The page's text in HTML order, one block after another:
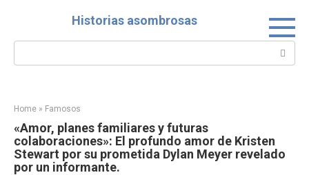
Historias asombrosas
Search:
Home » Famosos
«Amor, planes familiares y futuras
colaboraciones»: El profundo amor de Kristen
Stewart por su prometida Dylan Meyer revelado
por un informante.